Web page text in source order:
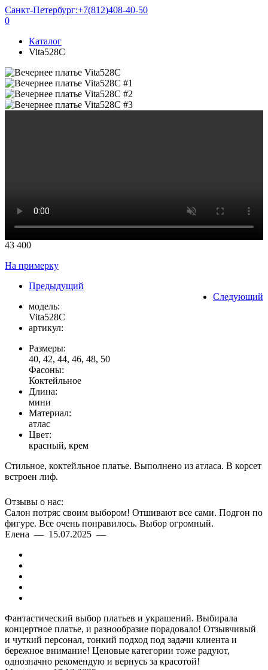
Санкт-Петербург:+7(812)408-40-50
0
Каталог
Vita528C
43 400
На примерку
Предыдущий
Следующий
модель:
Vita528C
артикул:
Размеры:
40, 42, 44, 46, 48, 50
Фасоны:
Коктейльное
Длина:
мини
Материал:
атлас
Цвет:
красный, крем
Стильное, коктейльное платье. Выполнено из атласа. В корсет
встроен лиф.
Отзывы о нас:
Салон потряс своим выбором! Отшивают все сами. Подгон по
фигуре. Все очень понравилось. Выбор огромный.
Елена — 15.07.2025 —
Фантастический выбор платьев и украшений. Выбирала
концертное платье, и разнообразие порадовало! Отзывчивый
и чуткий персонал, тонкий подход под задачи клиента и
бережное внимание! Ценовые категории тоже радуют,
однозначно рекомендую и вернусь за красотой!